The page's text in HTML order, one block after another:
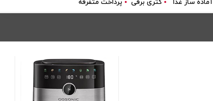
آماده ساز غذا کتری برقی پرداخت متفرقه